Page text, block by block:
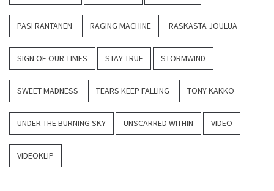
PASI RANTANEN RAGING MACHINE RASKASTA JOULUA
SIGN OF OUR TIMES STAY TRUE STORMWIND
SWEET MADNESS TEARS KEEP FALLING TONY KAKKO
UNDER THE BURNING SKY UNSCARRED WITHIN VIDEO
VIDEOKLIP